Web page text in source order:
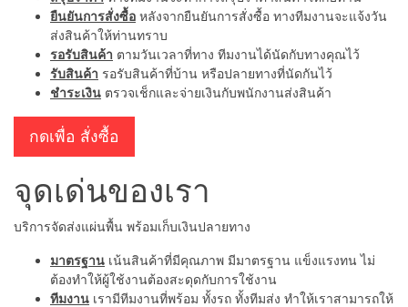
ยืนยันการสั่งซื้อ หลังจากยืนยันการสั่งซื้อ ทางทีมงานจะแจ้งวัน
ส่งสินค้าให้ท่านทราบ
รอรับสินค้า ตามวันเวลาที่ทาง ทีมงานได้นัดกับทางคุณไว้
รับสินค้า รอรับสินค้าที่บ้าน หรือปลายทางที่นัดกันไว้
ชำระเงิน ตรวจเช็กและจ่ายเงินกับพนักงานส่งสินค้า
กดเพื่อ สั่งซื้อ
จุดเด่นของเรา
บริการจัดส่งแผ่นพื้น พร้อมเก็บเงินปลายทาง
มาตรฐาน เน้นสินค้าที่มีคุณภาพ มีมาตรฐาน แข็งแรงทน ไม่
ต้องทำให้ผู้ใช้งานต้องสะดุดกับการใช้งาน
ทีมงาน เรามีทีมงานที่พร้อม ทั้งรถ ทั้งทีมส่ง ทำให้เราสามารถให้